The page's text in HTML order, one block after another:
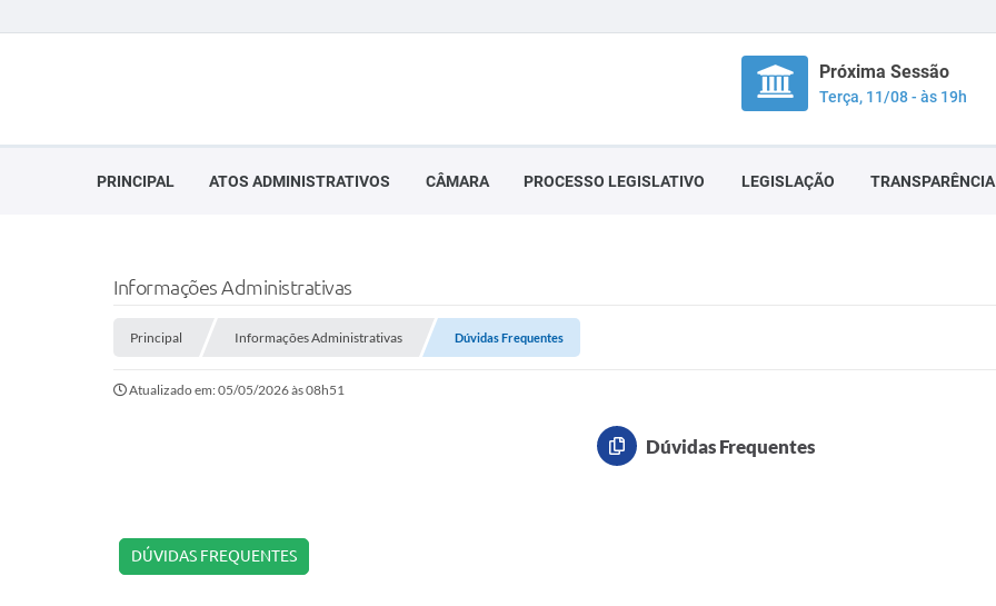
Próxima Sessão
Terça, 11/08 - às 19h
PRINCIPAL ATOS ADMINISTRATIVOS CÂMARA PROCESSO LEGISLATIVO LEGISLAÇÃO TRANSPARÊNCIA
Informações Administrativas
Principal Informações Administrativas Dúvidas Frequentes
Atualizado em: 05/05/2026 às 08h51
Dúvidas Frequentes
DÚVIDAS FREQUENTES